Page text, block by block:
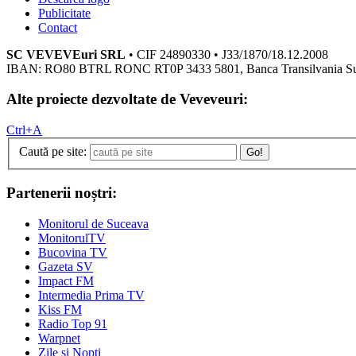
Publicitate
Contact
SC VEVEVEuri SRL • CIF 24890330 • J33/1870/18.12.2008
IBAN: RO80 BTRL RONC RT0P 3433 5801, Banca Transilvania
Alte proiecte dezvoltate de Veveveuri:
Ctrl+A
Caută pe site:
Go!
Partenerii noștri:
Monitorul de Suceava
MonitorulTV
Bucovina TV
Gazeta SV
Impact FM
Intermedia Prima TV
Kiss FM
Radio Top 91
Warpnet
Zile și Nopți